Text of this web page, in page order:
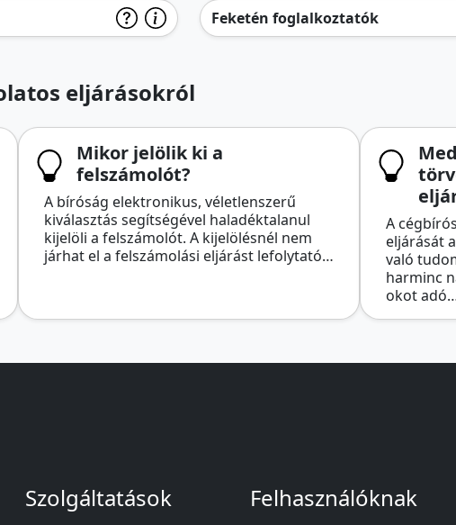
Feketén foglalkoztatók
eljárásokról
Mikor jelölik ki a
felszámolót?
A bíróság elektronikus, véletlenszerű
kiválasztás segítségével haladéktalanul
kijelöli a felszámolót. A kijelölésnél nem
járhat el a felszámolási eljárást lefolytató…
A
eljárását
való
harminc
okot
Szolgáltatások Felhasználóknak